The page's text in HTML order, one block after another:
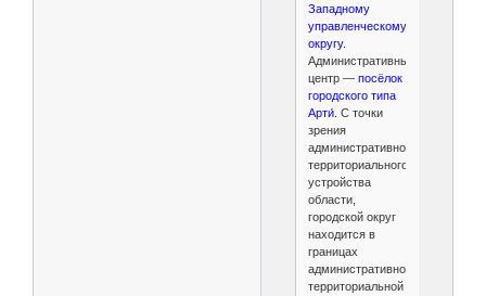
Западному
управленческому
округу.
Административный
центр — посёлок
городского типа
Арти́. С точки
зрения
административно-
территориального
устройства
области,
городской округ
находится в
границах
административно-
территориальной